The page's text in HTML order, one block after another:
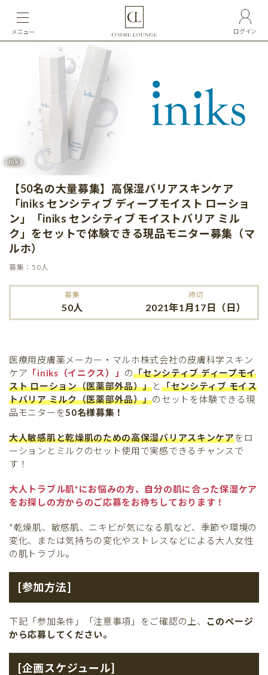
ログイン
メニュー
iniks
【50名の大量募集】高保湿バリアスキンケア
「iniks センシティブ ディープモイスト ローショ
ン」「iniks センシティブ モイストバリア ミル
ク」をセットで体験できる現品モニター募集（マ
ルホ）
募集：50人
募集
50人
締切
2021年1月17日（日）
医療用皮膚薬メーカー・マルホ株式会社の皮膚科学スキン
ケア 「iniks（イニクス）」 の「センシティブ ディープモイ
スト ローション（医薬部外品）」と 「センシティブ モイス
トバリア ミルク（医薬部外品）」のセットを体験できる現
品モニターを50名様募集！
大人敏感肌と乾燥肌のための高保湿バリアスキンケアをロ
ーションとミルクのセット使用で実感できるチャンスで
す！
大人トラブル肌*にお悩みの方、自分の肌に合った保湿ケア
をお探しの方からのご応募をお待ちしております！
*乾燥肌、敏感肌、ニキビが気になる肌など、季節や環境の
変化、または気持ちの変化やストレスなどによる大人女性
の肌トラブル。
[参加方法]
下記「参加条件」「注意事項」をご確認の上、
このページ
から応募してください。
[企画スケジュール]